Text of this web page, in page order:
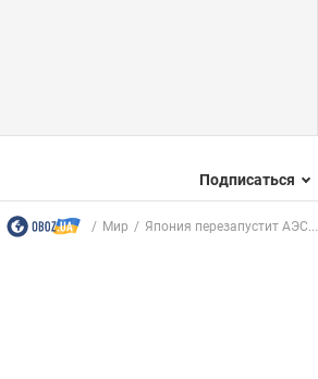
Подписаться
Мир Япония перезапустит АЭС...